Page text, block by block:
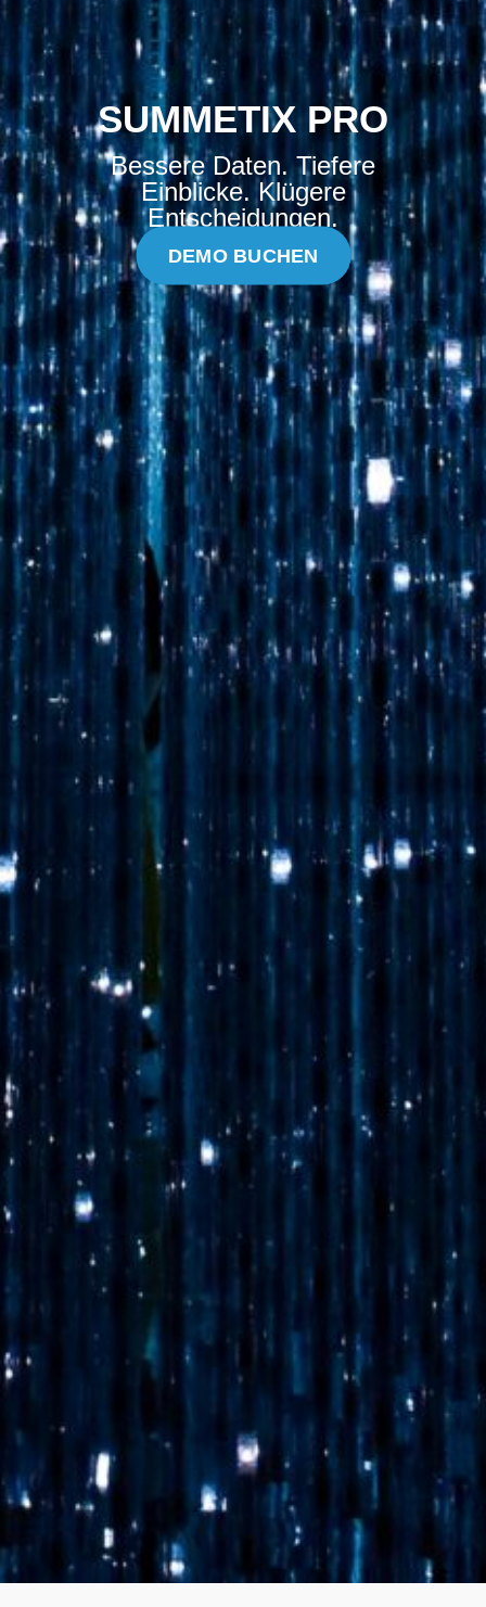
SUMMETIX PRO
Bessere Daten. Tiefere
Einblicke. Klügere
Entscheidungen.
DEMO BUCHEN